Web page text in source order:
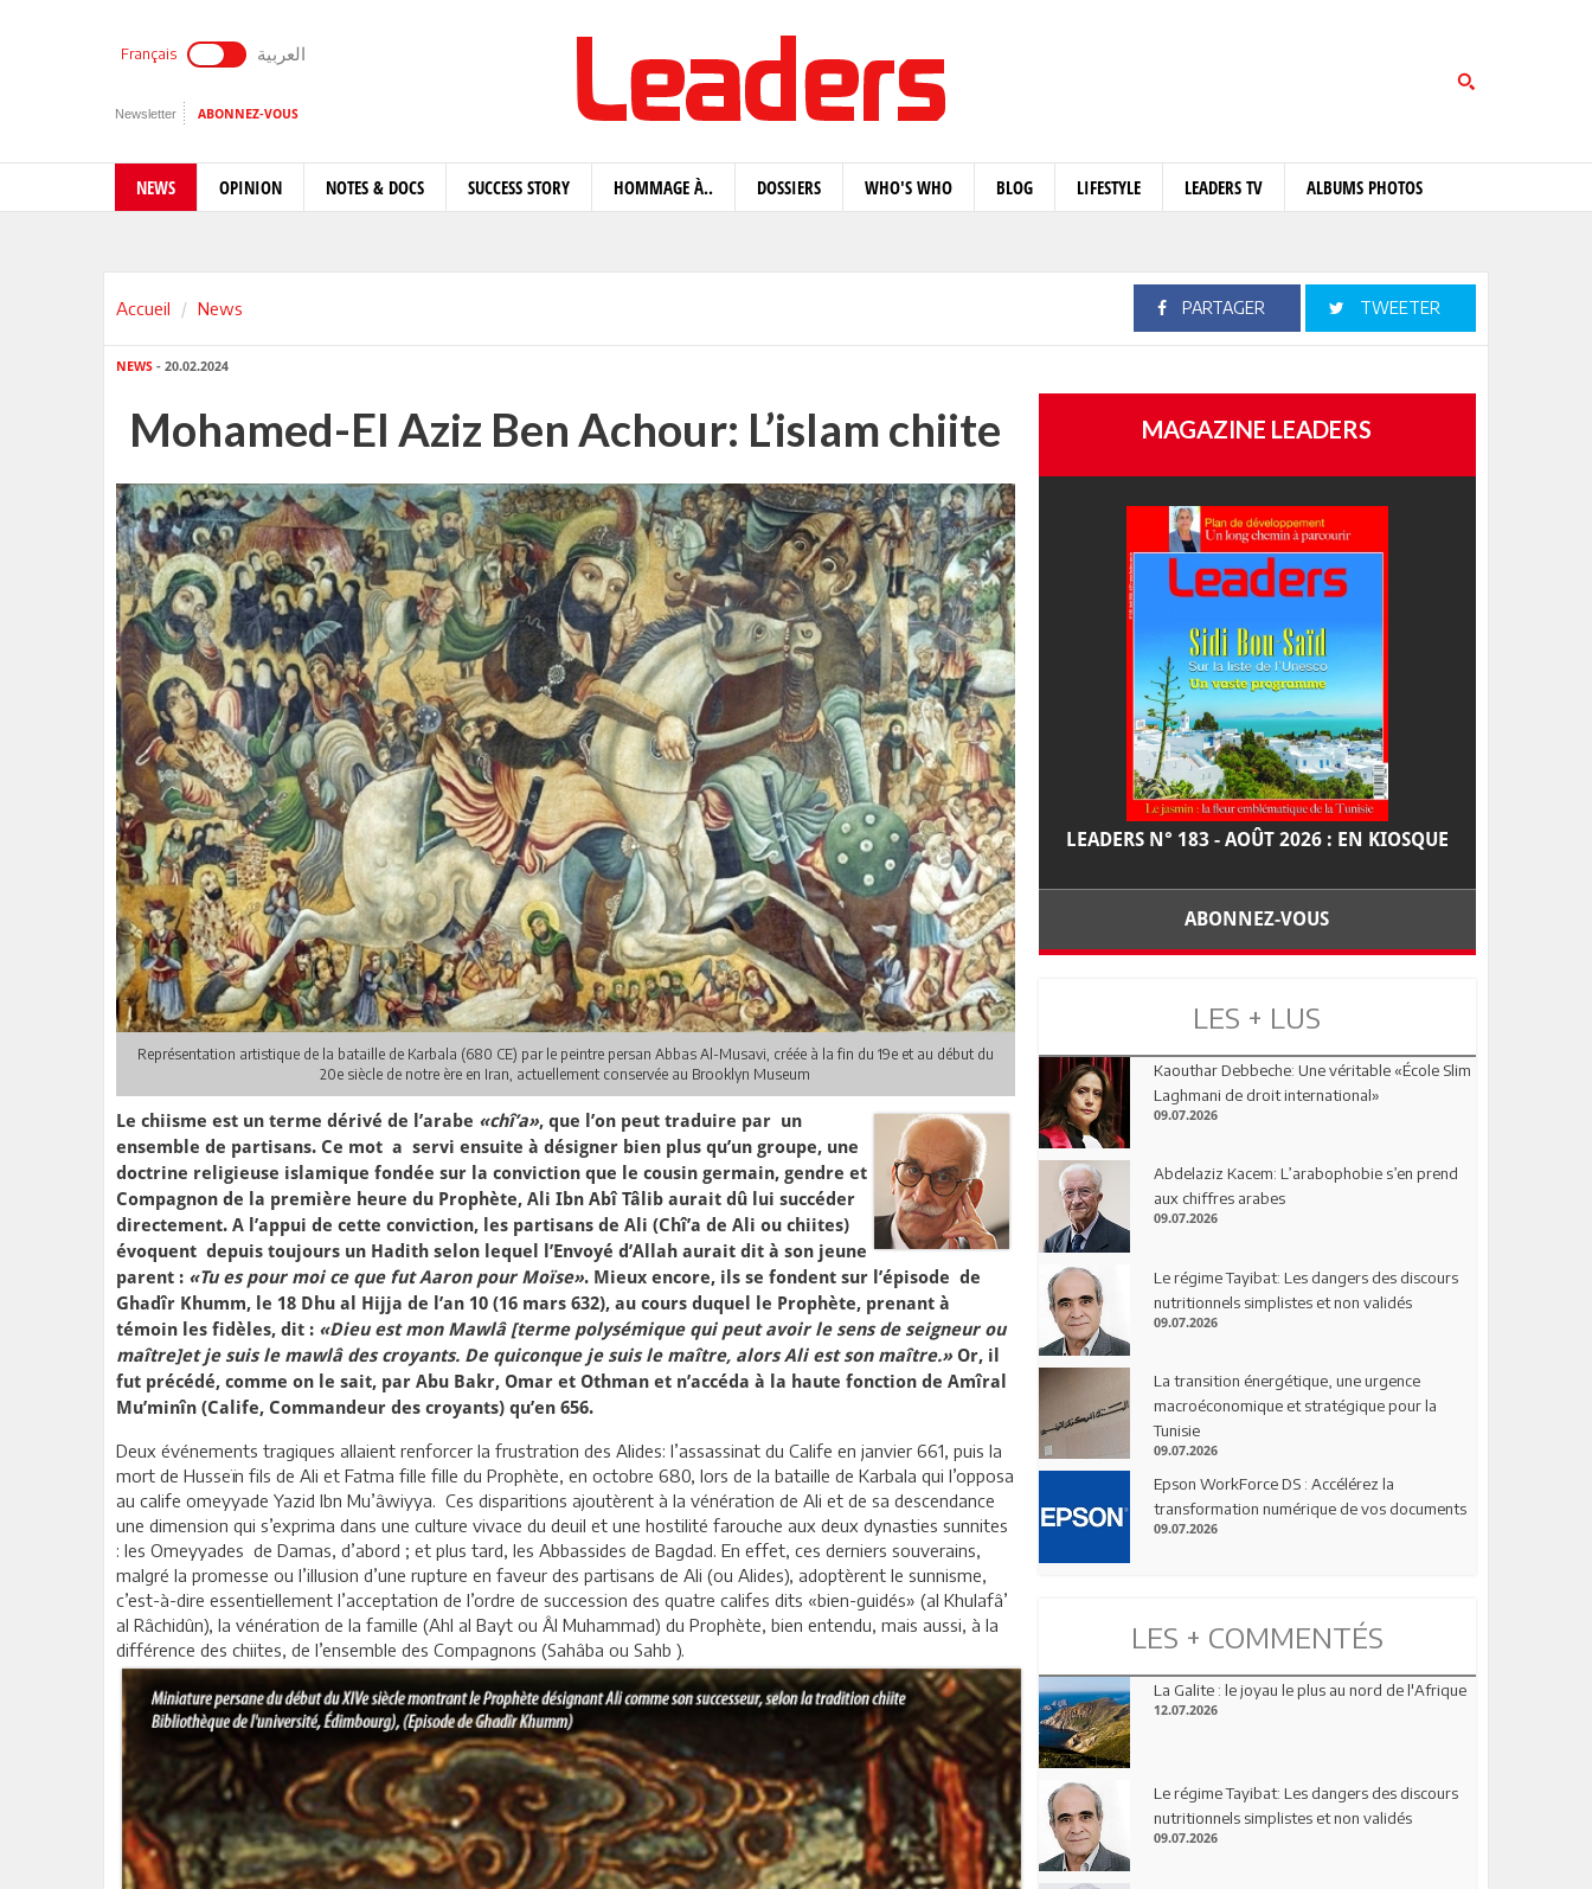
Français العربية
Newsletter ABONNEZ-VOUS
NEWS OPINION NOTES & DOCS SUCCESS STORY HOMMAGE À.. DOSSIERS WHO'S WHO BLOG LIFESTYLE LEADERS TV ALBUMS PHOTOS
Accueil News PARTAGER TWEETER
NEWS - 20.02.2024
Mohamed-El Aziz Ben Achour: L’islam chiite
Représentation artistique de la bataille de Karbala (680 CE) par le peintre persan Abbas Al-Musavi, créée à la fin du 19e et au début du
20e siècle de notre ère en Iran, actuellement conservée au Brooklyn Museum
Le chiisme est un terme dérivé de l’arabe «chî’a», que l’on peut traduire par un
ensemble de partisans. Ce mot a servi ensuite à désigner bien plus qu’un groupe, une
doctrine religieuse islamique fondée sur la conviction que le cousin germain, gendre et
Compagnon de la première heure du Prophète, Ali Ibn Abî Tâlib aurait dû lui succéder
directement. A l’appui de cette conviction, les partisans de Ali (Chî’a de Ali ou chiites)
évoquent depuis toujours un Hadith selon lequel l’Envoyé d’Allah aurait dit à son jeune
parent : «Tu es pour moi ce que fut Aaron pour Moïse». Mieux encore, ils se fondent sur l’épisode de
Ghadîr Khumm, le 18 Dhu al Hijja de l’an 10 (16 mars 632), au cours duquel le Prophète, prenant à
témoin les fidèles, dit : «Dieu est mon Mawlâ [terme polysémique qui peut avoir le sens de seigneur ou
maître]et je suis le mawlâ des croyants. De quiconque je suis le maître, alors Ali est son maître.» Or, il
fut précédé, comme on le sait, par Abu Bakr, Omar et Othman et n’accéda à la haute fonction de Amîral
Mu’minîn (Calife, Commandeur des croyants) qu’en 656.
Deux événements tragiques allaient renforcer la frustration des Alides: l’assassinat du Calife en janvier 661, puis la
mort de Husseïn fils de Ali et Fatma fille fille du Prophète, en octobre 680, lors de la bataille de Karbala qui l’opposa
au calife omeyyade Yazid Ibn Mu’âwiyya. Ces disparitions ajoutèrent à la vénération de Ali et de sa descendance
une dimension qui s’exprima dans une culture vivace du deuil et une hostilité farouche aux deux dynasties sunnites
: les Omeyyades de Damas, d’abord ; et plus tard, les Abbassides de Bagdad. En effet, ces derniers souverains,
malgré la promesse ou l’illusion d’une rupture en faveur des partisans de Ali (ou Alides), adoptèrent le sunnisme,
c’est-à-dire essentiellement l’acceptation de l’ordre de succession des quatre califes dits «bien-guidés» (al Khulafâ’
al Râchidûn), la vénération de la famille (Ahl al Bayt ou Âl Muhammad) du Prophète, bien entendu, mais aussi, à la
différence des chiites, de l’ensemble des Compagnons (Sahâba ou Sahb ).
MAGAZINE LEADERS
LEADERS N° 183 - AOÛT 2026 : EN KIOSQUE
ABONNEZ-VOUS
LES + LUS
Kaouthar Debbeche: Une véritable «École Slim
Laghmani de droit international»
09.07.2026
Abdelaziz Kacem: L’arabophobie s’en prend
aux chiffres arabes
09.07.2026
Le régime Tayibat: Les dangers des discours
nutritionnels simplistes et non validés
09.07.2026
La transition énergétique, une urgence
macroéconomique et stratégique pour la
Tunisie
09.07.2026
Epson WorkForce DS : Accélérez la
transformation numérique de vos documents
09.07.2026
LES + COMMENTÉS
La Galite : le joyau le plus au nord de l'Afrique
12.07.2026
Le régime Tayibat: Les dangers des discours
nutritionnels simplistes et non validés
09.07.2026